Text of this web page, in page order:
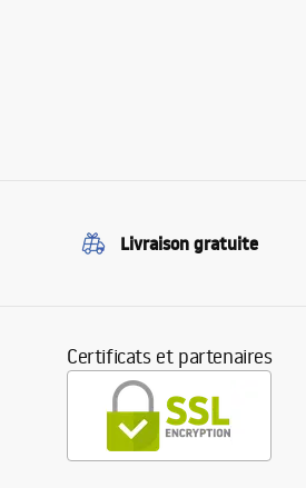
Livraison gratuite
Certificats et partenaires